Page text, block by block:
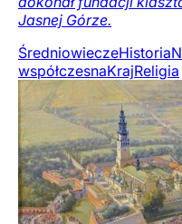
Jasnej Górze.
ŚredniowieczeHistoria
współczesnaKrajReligia